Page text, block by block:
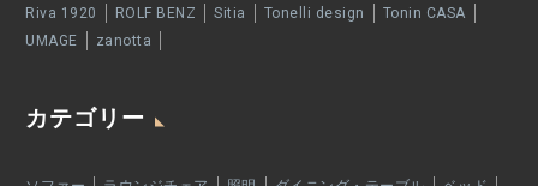
Riva 1920
ROLF BENZ Sitia Tonelli design
Tonin CASA
UMAGE
zanotta
カテゴリー